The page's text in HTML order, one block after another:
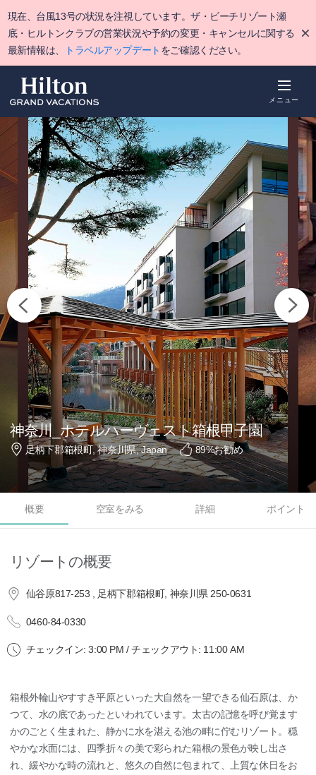
main
content
現在、台風13号の状況を注視しています。ザ・ビーチリゾート瀬
底・ヒルトンクラブの営業状況や予約の変更・キャンセルに関する
最新情報は、
トラベルアップデート をご確認ください。
メニュー
神奈川_ホテルハーヴェスト箱根甲子園
足柄下郡箱根町, 神奈川県, Japan 89%お勧め
概要 空室をみる 詳細 ポイント
リゾートの概要
仙谷原817-253 , 足柄下郡箱根町, 神奈川県 250-0631
0460-84-0330
チェックイン: 3:00 PM / チェックアウト: 11:00 AM
箱根外輪山やすすき平原といった大自然を一望できる仙石原は、か
つて、水の底であったといわれています。太古の記憶を呼び覚ます
かのごとく生まれた、静かに水を湛える池の畔に佇むリゾート。穏
やかな水面には、四季折々の美で彩られた箱根の景色が映し出さ
れ、緩やかな時の流れと、悠久の自然に包まれて、上質な休日をお
概要 空室をみる ポイント